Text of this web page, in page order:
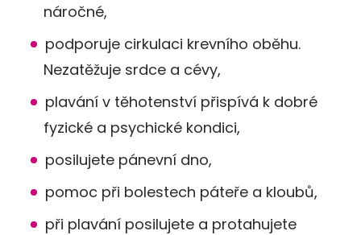
náročné,
podporuje cirkulaci krevního oběhu.
Nezatěžuje srdce a cévy,
plavání v těhotenství přispívá k dobré
fyzické a psychické kondici,
posilujete pánevní dno,
pomoc při bolestech páteře a kloubů,
při plavání posilujete a protahujete